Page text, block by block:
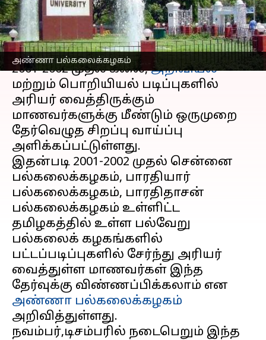
அண்ணா பல்கலைக்கழகம்
எழுதியவர் Sekar Chinnappan Aug 24, 2024 06:45 pm
செய்தி முன்னோட்டம்
2001-2002 முதல் கலை,அறிவியல்
மற்றும் பொறியியல் படிப்புகளில்
அரியர் வைத்திருக்கும்
மாணவர்களுக்கு மீண்டும் ஒருமுறை
தேர்வெழுத சிறப்பு வாய்ப்பு
அளிக்கப்பட்டுள்ளது.
இதன்படி 2001-2002 முதல் சென்னை
பல்கலைக்கழகம், பாரதியார்
பல்கலைக்கழகம், பாரதிதாசன்
பல்கலைக்கழகம் உள்ளிட்ட
தமிழகத்தில் உள்ள பல்வேறு
பல்கலைக் கழகங்களில்
பட்டப்படிப்புகளில் சேர்ந்து அரியர்
வைத்துள்ள மாணவர்கள் இந்த
தேர்வுக்கு விண்ணப்பிக்கலாம் என
அண்ணா பல்கலைக்கழகம்
அறிவித்துள்ளது.
நவம்பர்,டிசம்பரில் நடைபெறும் இந்த